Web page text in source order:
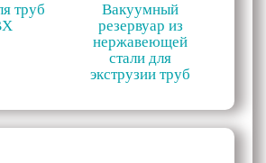
труб
Вакуумный
резервуар из
нержавеющей
стали для
экструзии труб